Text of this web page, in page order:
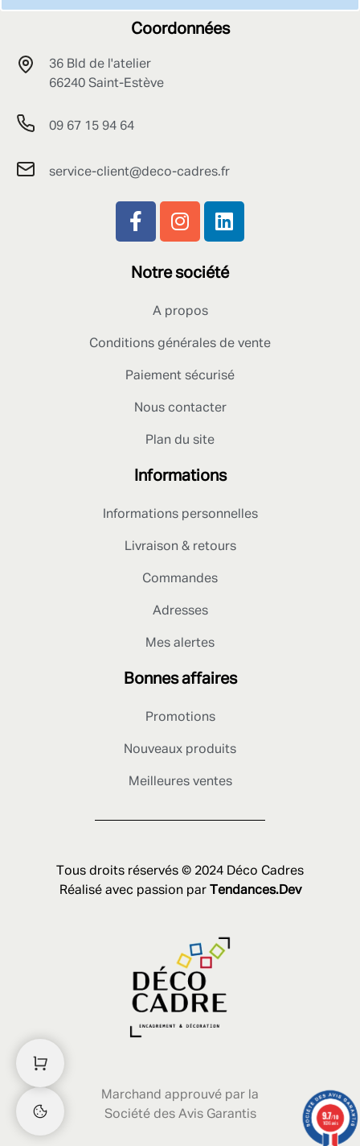
Coordonnées
36 Bld de l'atelier
66240 Saint-Estève
09 67 15 94 64
service-client@deco-cadres.fr
Notre société
A propos
Conditions générales de vente
Paiement sécurisé
Nous contacter
Plan du site
Informations
Informations personnelles
Livraison & retours
Commandes
Adresses
Mes alertes
Bonnes affaires
Promotions
Nouveaux produits
Meilleures ventes
Tous droits réservés © 2024 Déco Cadres
Réalisé avec passion par
Tendances.Dev
Marchand approuvé par la
Société des Avis Garantis
9.7/10
1636 avis